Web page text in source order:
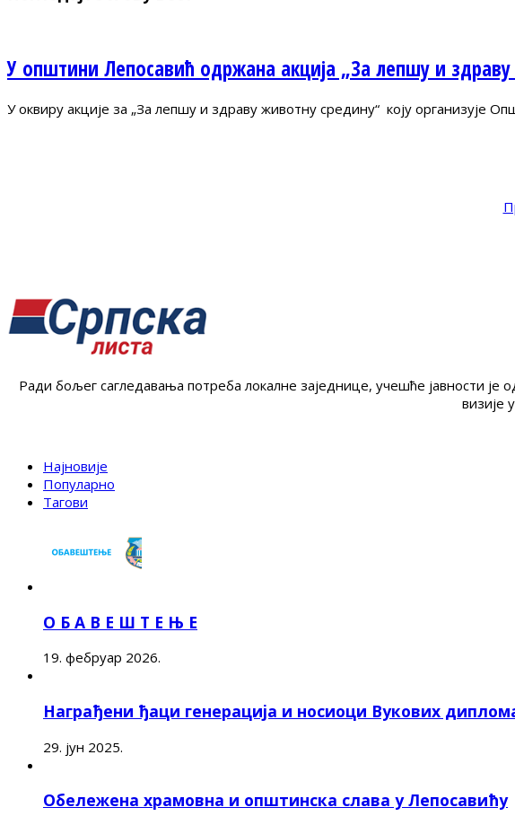
У општини Лепосавић одржана акција „За лепшу и
У оквиру акције за „За лепшу и здраву животну средину“ коју организује
Ради бољег сагледавања потреба локалне заједнице, учешће јавности
визије
Најновије
Популарно
Тагови
О Б А В Е Ш Т Е Њ Е
19. фебруар 2026.
Награђени ђаци генерација и носиоци Вукових
29. јун 2025.
Обележена храмовна и општинска слава у Лепосавићу